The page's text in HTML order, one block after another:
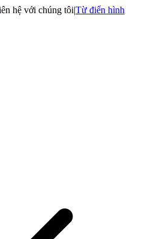
hệ với chúng tôi|Từ điển hình